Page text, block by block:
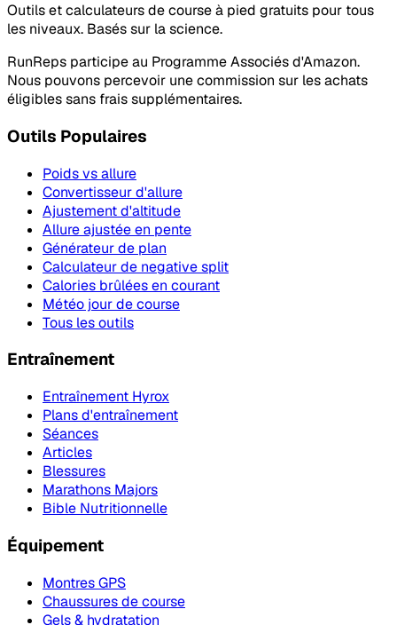
Outils et calculateurs de course à pied gratuits pour tous
les niveaux. Basés sur la science.
RunReps participe au Programme Associés d'Amazon.
Nous pouvons percevoir une commission sur les achats
éligibles sans frais supplémentaires.
Outils Populaires
Poids vs allure
Convertisseur d'allure
Ajustement d'altitude
Allure ajustée en pente
Générateur de plan
Calculateur de negative split
Calories brûlées en courant
Météo jour de course
Tous les outils
Entraînement
Entraînement Hyrox
Plans d'entraînement
Séances
Articles
Blessures
Marathons Majors
Bible Nutritionnelle
Équipement
Montres GPS
Chaussures de course
Gels & hydratation